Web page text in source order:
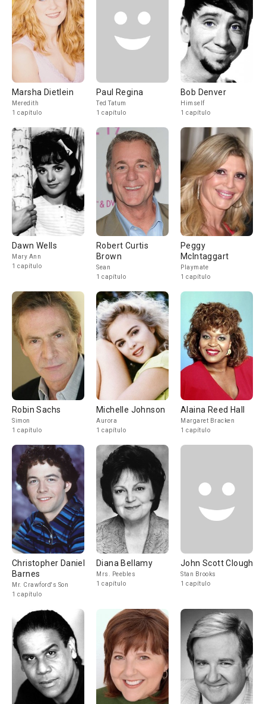
Marsha Dietlein
Meredith
1 capítulo
Paul Regina
Ted Tatum
1 capítulo
Bob Denver
Himself
1 capítulo
Dawn Wells
Mary Ann
1 capítulo
Robert Curtis
Brown
Sean
1 capítulo
Peggy
McIntaggart
Playmate
1 capítulo
Robin Sachs
Simon
1 capítulo
Michelle Johnson
Aurora
1 capítulo
Alaina Reed Hall
Margaret Bracken
1 capítulo
Christopher Daniel
Barnes
Mr. Crawford's Son
1 capítulo
Diana Bellamy
Mrs. Peebles
1 capítulo
John Scott Clough
Stan Brooks
1 capítulo